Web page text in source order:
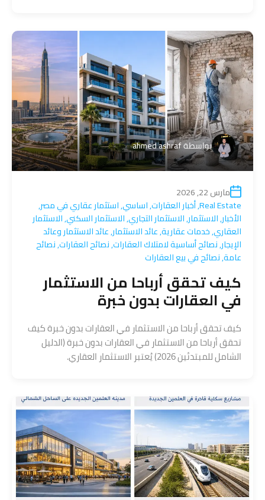
بواسطةahmed ashraf
مارس 22, 2026
Real Estate
,أخبار العقارات,اساسي,استثمار عقاري في مصر,
الأخبار,الاستثمار,الاستثمار التجاري,الاستثمار السكني,الاستثمار
العقاري,خدمات عقارية,عائد الاستثمار,عائد الاستثمار وعائد
الإيجار,نصائح أساسية لامتلاك العقارات,نصائح العقارات,نصائح
عامة,نصائح في بيع العقارات
كيف تحقق أرباحا من الاستثمار
في العقارات بدون خبرة
كيف تحقق أرباحا من الاستثمار في العقارات بدون خبرة كيف
تحقق أرباحا من الاستثمار في العقارات بدون خبرة (الدليل
الشامل للمبتدئين 2026) يُعتبر الاستثمار العقاري.